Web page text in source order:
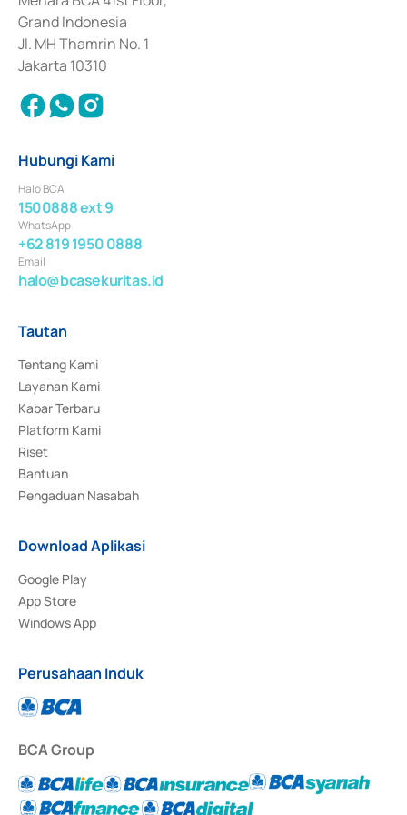
Surat Berharga Komersial yang izinnya diterbitkan pada tahun 2018.
Grand Indonesia
Jl. MH Thamrin No. 1
Jakarta 10310
Hubungi Kami
Halo BCA
1500888 ext 9
WhatsApp
+62 819 1950 0888
Email
halo@bcasekuritas.id
Tautan
Tentang Kami
Layanan Kami
Kabar Terbaru
Platform Kami
Riset
Bantuan
Pengaduan Nasabah
Download Aplikasi
Google Play
App Store
Windows App
Perusahaan Induk
BCA Group